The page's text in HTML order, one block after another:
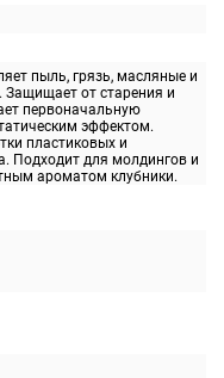
пыль, грязь, масляные и
Защищает от старения и
первоначальную
эффектом.
пластиковых и
Подходит для молдингов и
ароматом клубники.